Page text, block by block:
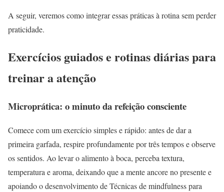
A seguir, veremos como integrar essas práticas à rotina sem perder
praticidade.
Exercícios guiados e rotinas diárias para
treinar a atenção
Microprática: o minuto da refeição consciente
Comece com um exercício simples e rápido: antes de dar a
primeira garfada, respire profundamente por três tempos e observe
os sentidos. Ao levar o alimento à boca, perceba textura,
temperatura e aroma, deixando que a mente ancore no presente e
apoiando o desenvolvimento de Técnicas de mindfulness para